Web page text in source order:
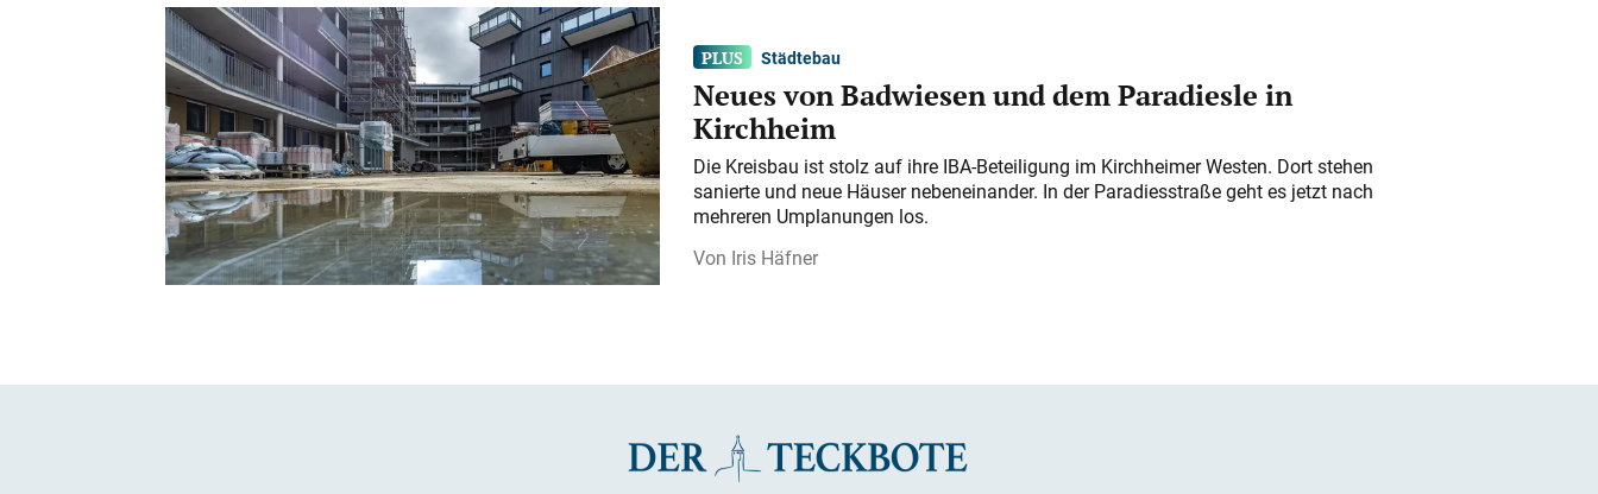
Städtebau
Neues von Badwiesen und dem Paradiesle in
Kirchheim
Die Kreisbau ist stolz auf ihre IBA-Beteiligung im Kirchheimer Westen. Dort stehen
sanierte und neue Häuser nebeneinander. In der Paradiesstraße geht es jetzt nach
mehreren Umplanungen los.
Iris Häfner